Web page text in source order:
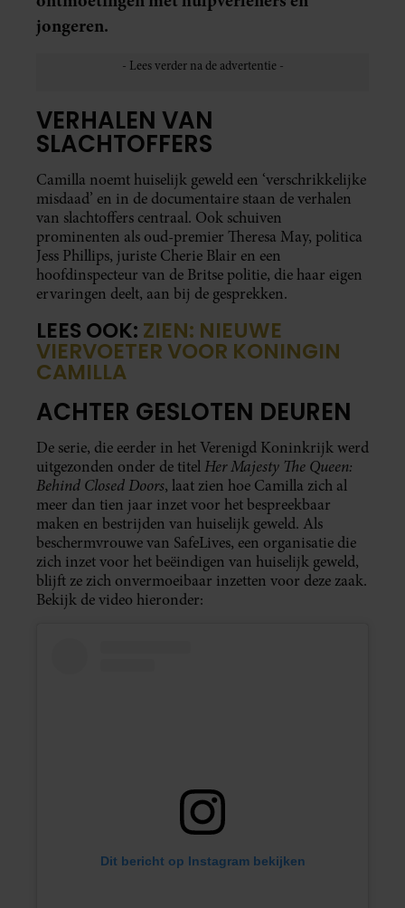
jongeren.
VERHALEN VAN
SLACHTOFFERS
Camilla noemt huiselijk geweld een ‘verschrikkelijke
misdaad’ en in de documentaire staan de verhalen
van slachtoffers centraal. Ook schuiven
prominenten als oud-premier Theresa May, politica
Jess Phillips, juriste Cherie Blair en een
hoofdinspecteur van de Britse politie, die haar eigen
ervaringen deelt, aan bij de gesprekken.
LEES OOK: ZIEN: NIEUWE
VIERVOETER VOOR KONINGIN
CAMILLA
ACHTER GESLOTEN DEUREN
De serie, die eerder in het Verenigd Koninkrijk werd
uitgezonden onder de titel Her Majesty The Queen:
Behind Closed Doors, laat zien hoe Camilla zich al
meer dan tien jaar inzet voor het bespreekbaar
maken en bestrijden van huiselijk geweld. Als
beschermvrouwe van SafeLives, een organisatie die
zich inzet voor het beëindigen van huiselijk geweld,
blijft ze zich onvermoeibaar inzetten voor deze zaak.
Bekijk de video hieronder:
Dit bericht op Instagram bekijken